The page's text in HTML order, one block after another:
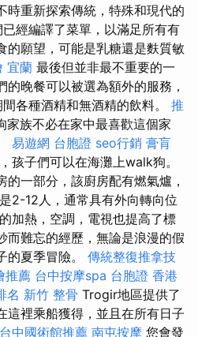
時重新探索傳統，特殊和現代的
已經編譯了菜單，以滿足所有有
的願望，可能是乳糖還是麩質敏
宜蘭 最後但並非最不重要的一
晚餐可以被選為額外的服務，
各種酒精和無酒精的飲料。 推
家族不必在家中最喜歡這個家
易遊網 台胞證 seo行銷 膏肓
孩子們可以在海灘上walk狗。
一部分，該廚房配有燃氣爐，
2-12人，通常具有外向轉向位
加熱，空調，電視也提高了標
而難忘的經歷，無論是浪漫的假
的夏季冒險。 傳統整復推拿技
推薦 台中按摩spa 台胞證 香港
名 新竹 整骨 Trogir地區提供了
這裡乘船獲得，並且在所有日子
台中國術館推薦 南屯按摩 您會發